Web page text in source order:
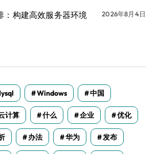
：构建高效服务器环境 2026年8月4日
Windows 中国
计算 什么 企业 优化
办法 华为 发布